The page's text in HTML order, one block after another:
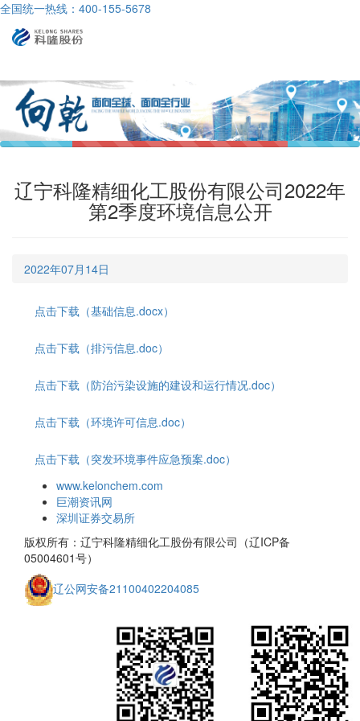
全国统一热线：400-155-5678
辽宁科隆精细化工股份有限公司2022年
第2季度环境信息公开
2022年07月14日
点击下载（基础信息.docx）
点击下载（排污信息.doc）
点击下载（防治污染设施的建设和运行情况.doc）
点击下载（环境许可信息.doc）
点击下载（突发环境事件应急预案.doc）
www.kelonchem.com
巨潮资讯网
深圳证券交易所
版权所有：辽宁科隆精细化工股份有限公司（辽ICP备
05004601号）
辽公网安备21100402204085